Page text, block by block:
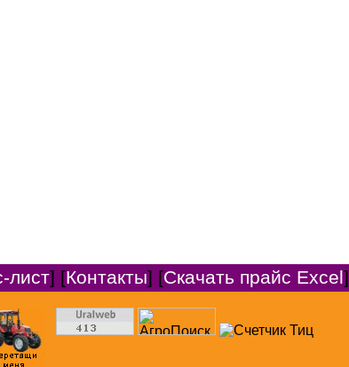
лист] [Контакты] [Скачать прайс Excel]